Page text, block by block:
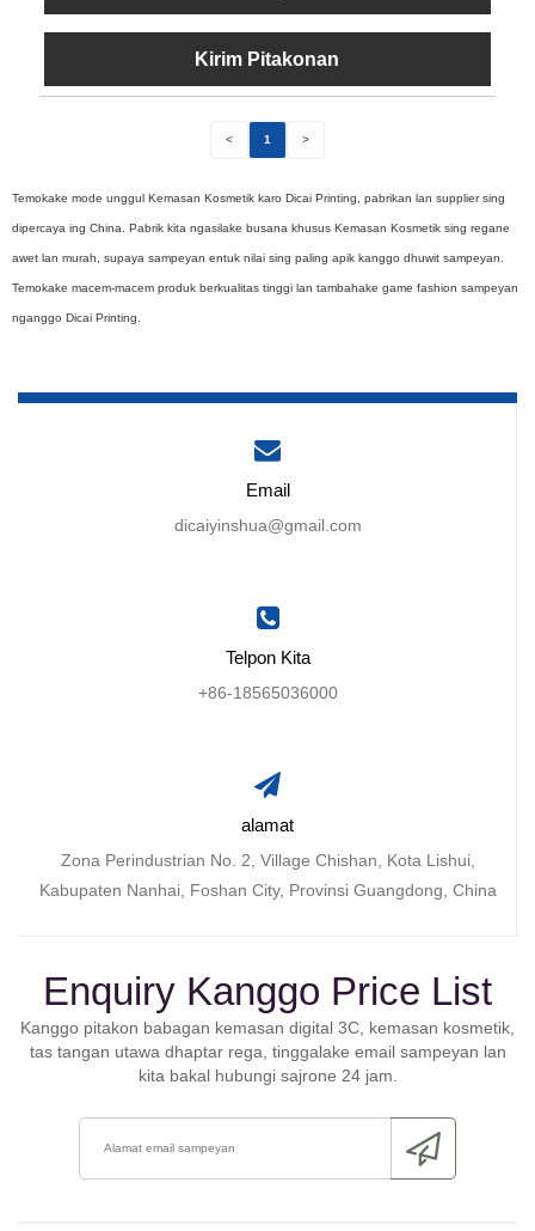
Kirim Pitakonan
< 1 >
Temokake mode unggul Kemasan Kosmetik karo Dicai Printing, pabrikan lan supplier sing
dipercaya ing China. Pabrik kita ngasilake busana khusus Kemasan Kosmetik sing regane
awet lan murah, supaya sampeyan entuk nilai sing paling apik kanggo dhuwit sampeyan.
Temokake macem-macem produk berkualitas tinggi lan tambahake game fashion sampeyan
nganggo Dicai Printing.
Email
dicaiyinshua@gmail.com
Telpon Kita
+86-18565036000
alamat
Zona Perindustrian No. 2, Village Chishan, Kota Lishui,
Kabupaten Nanhai, Foshan City, Provinsi Guangdong, China
Enquiry Kanggo Price List
Kanggo pitakon babagan kemasan digital 3C, kemasan kosmetik,
tas tangan utawa dhaptar rega, tinggalake email sampeyan lan
kita bakal hubungi sajrone 24 jam.